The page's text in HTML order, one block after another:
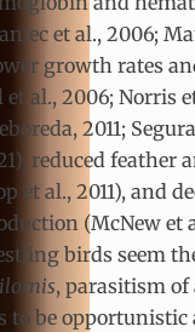
et al., 2006;
growth rates
et al., 2006; Norris
2011;
reduced feather
et al., 2011), and
(McNew et
birds seem
, parasitism of
to be opportunistic